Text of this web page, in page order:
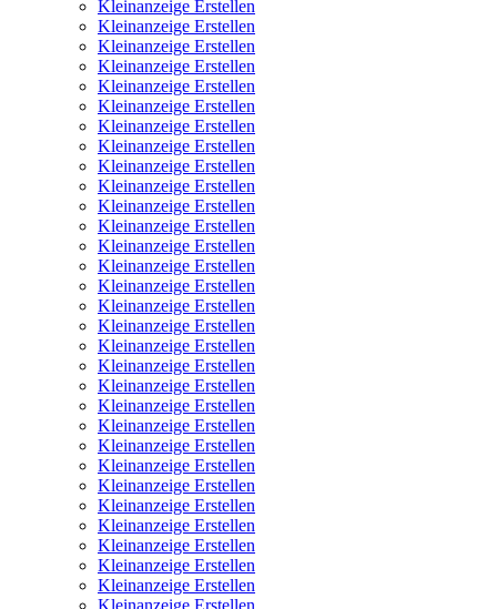
Kleinanzeige Erstellen
Kleinanzeige Erstellen
Kleinanzeige Erstellen
Kleinanzeige Erstellen
Kleinanzeige Erstellen
Kleinanzeige Erstellen
Kleinanzeige Erstellen
Kleinanzeige Erstellen
Kleinanzeige Erstellen
Kleinanzeige Erstellen
Kleinanzeige Erstellen
Kleinanzeige Erstellen
Kleinanzeige Erstellen
Kleinanzeige Erstellen
Kleinanzeige Erstellen
Kleinanzeige Erstellen
Kleinanzeige Erstellen
Kleinanzeige Erstellen
Kleinanzeige Erstellen
Kleinanzeige Erstellen
Kleinanzeige Erstellen
Kleinanzeige Erstellen
Kleinanzeige Erstellen
Kleinanzeige Erstellen
Kleinanzeige Erstellen
Kleinanzeige Erstellen
Kleinanzeige Erstellen
Kleinanzeige Erstellen
Kleinanzeige Erstellen
Kleinanzeige Erstellen
Kleinanzeige Erstellen